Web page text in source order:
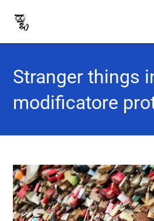
Stranger things
modificatore